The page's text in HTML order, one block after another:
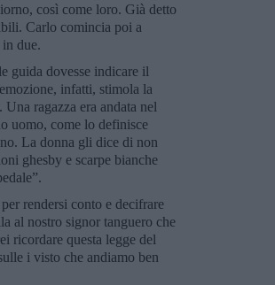
così come loro. Già detto
Carlo comincia poi a
due.
guida dovesse indicare il
infatti, stimola la
ragazza era andata nel
uomo, come lo definisce
La donna gli dice di non
ghesby e scarpe bianche
rendersi conto e decifrare
al nostro signor tanguero che
ricordare questa legge del
i visto che andiamo ben